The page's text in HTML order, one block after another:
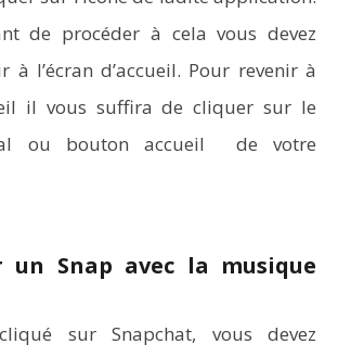
de procéder à cela vous devez
à l’écran d’accueil. Pour revenir à
il vous suffira de cliquer sur le
ou bouton accueil de votre
un Snap avec la musique
sur Snapchat, vous devez